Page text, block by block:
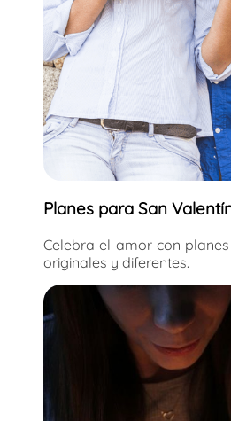
Planes para San
Celebra el amor con
originales y diferentes.